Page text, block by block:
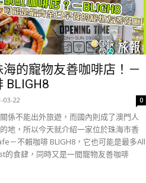
海的寵物友善咖啡店！－
BLIGH8
03-22 0
係不能出外旅遊，而國內則成了澳門人
地，所以今天就介紹一家位於珠海市香
－不賴咖啡 BLIGH8，它也可能是最多All
的食肆，同時又是一間寵物友善咖啡